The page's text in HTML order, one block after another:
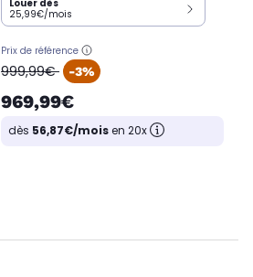
Louer dès
25,99€/mois
Prix de référence
oldPrice
999,99€ -3%
969,99€
dès 56,87€/moisen 20x